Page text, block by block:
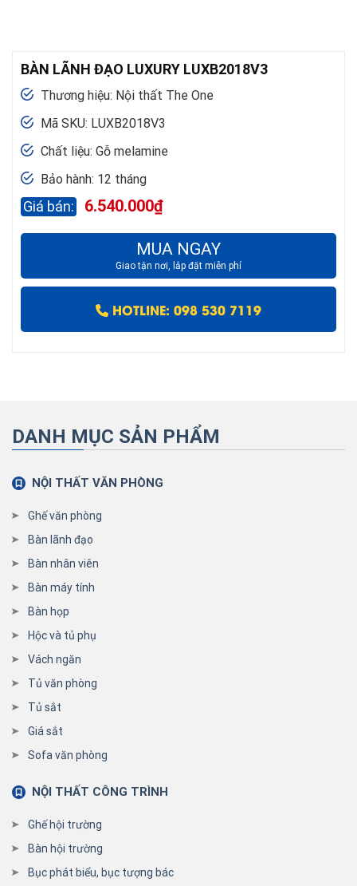
BÀN LÃNH ĐẠO LUXURY LUXB2018V3
Thương hiệu: Nội thất The One
Mã SKU: LUXB2018V3
Chất liệu: Gỗ melamine
Bảo hành: 12 tháng
6.540.000₫
MUA NGAY
Giao tận nơi, lắp đặt miễn phí
HOTLINE: 098 530 7119
DANH MỤC SẢN PHẨM
NỘI THẤT VĂN PHÒNG
Ghế văn phòng
Bàn lãnh đạo
Bàn nhân viên
Bàn máy tính
Bàn họp
Hộc và tủ phụ
Vách ngăn
Tủ văn phòng
Tủ sắt
Giá sắt
Sofa văn phòng
NỘI THẤT CÔNG TRÌNH
Ghế hội trường
Bàn hội trường
Bục phát biểu, bục tượng bác